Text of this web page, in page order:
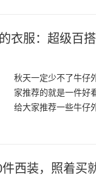
衣服：超级百
秋天一定少不了牛仔
家推荐的就是一件好
给大家推荐一些牛仔
可以借鉴借鉴~话不
西装，照着买